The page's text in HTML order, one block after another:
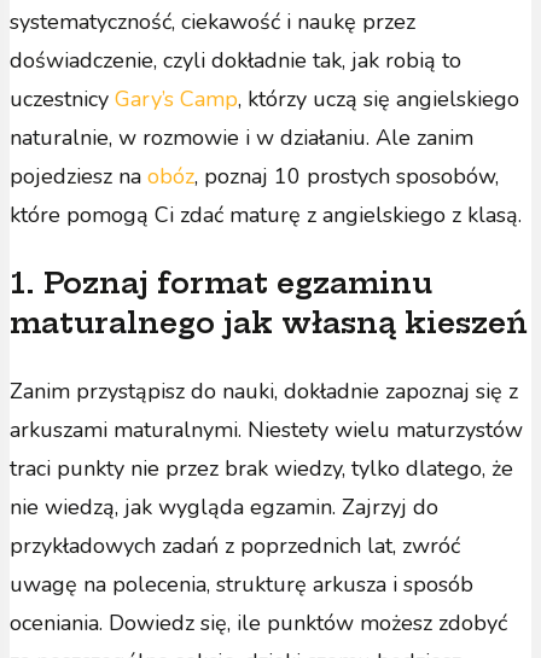
systematyczność, ciekawość i naukę przez
doświadczenie, czyli dokładnie tak, jak robią to
uczestnicy Gary’s Camp, którzy uczą się angielskiego
naturalnie, w rozmowie i w działaniu. Ale zanim
pojedziesz na obóz, poznaj 10 prostych sposobów,
które pomogą Ci zdać maturę z angielskiego z klasą.
1. Poznaj format egzaminu
maturalnego jak własną kieszeń
Zanim przystąpisz do nauki, dokładnie zapoznaj się z
arkuszami maturalnymi. Niestety wielu maturzystów
traci punkty nie przez brak wiedzy, tylko dlatego, że
nie wiedzą, jak wygląda egzamin. Zajrzyj do
przykładowych zadań z poprzednich lat, zwróć
uwagę na polecenia, strukturę arkusza i sposób
oceniania. Dowiedz się, ile punktów możesz zdobyć